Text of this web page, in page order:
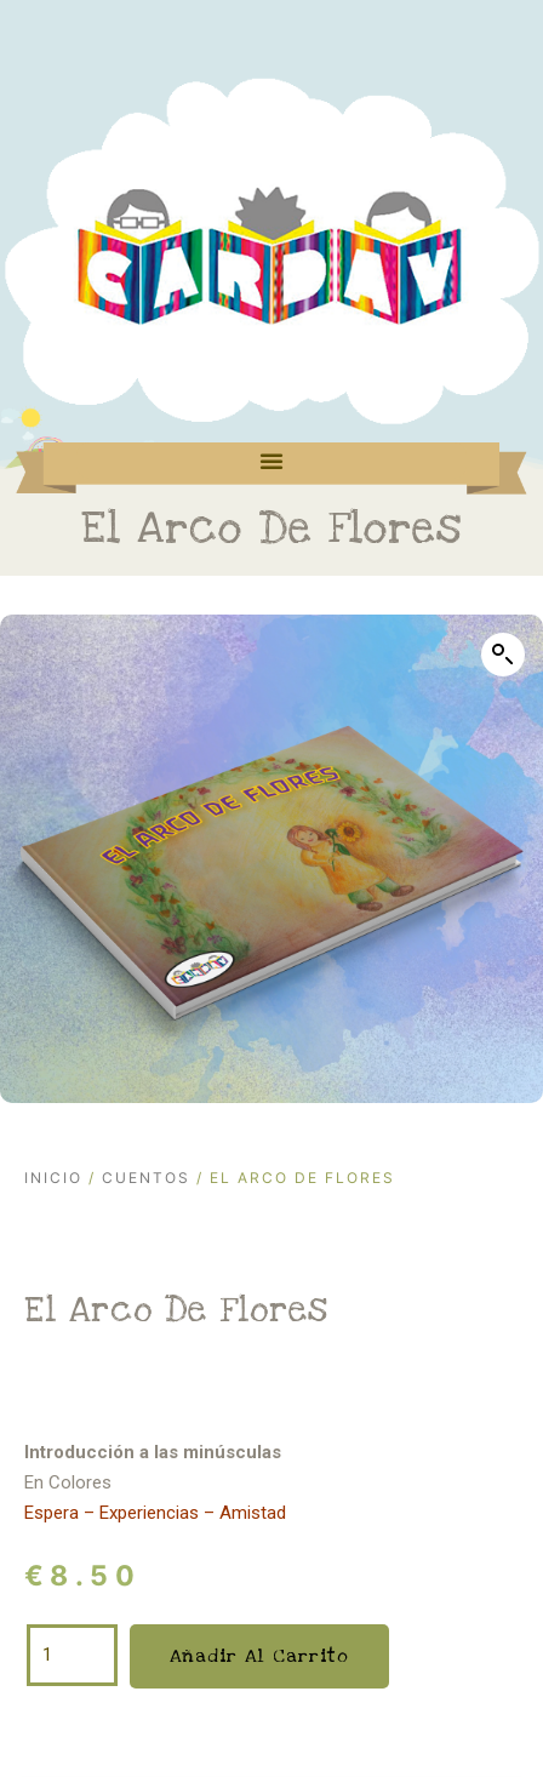
El Arco De Flores
INICIO / CUENTOS / EL ARCO DE FLORES
El Arco De Flores
Introducción a las minúsculas
En Colores
Espera – Experiencias – Amistad
€ 8.50
Añadir Al Carrito